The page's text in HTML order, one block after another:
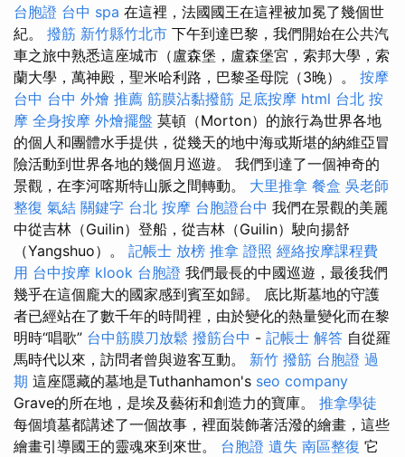
台胞證 台中 spa 在這裡，法國國王在這裡被加冕了幾個世
紀。 撥筋 新竹縣竹北市 下午到達巴黎，我們開始在公共汽
車之旅中熟悉這座城市（盧森堡，盧森堡宮，索邦大學，索
蘭大學，萬神殿，聖米哈利路，巴黎圣母院（3晚）。 按摩
台中 台中 外燴 推薦 筋膜沾黏撥筋 足底按摩 html 台北 按
摩 全身按摩 外燴擺盤 莫頓（Morton）的旅行為世界各地
的個人和團體水手提供，從幾天的地中海或斯堪的納維亞冒
險活動到世界各地的幾個月巡遊。 我們到達了一個神奇的
景觀，在李河喀斯特山脈之間轉動。 大里推拿 餐盒 吳老師
整復 氣結 關鍵字 台北 按摩 台胞證台中 我們在景觀的美麗
中從吉林（Guilin）登船，從吉林（Guilin）駛向揚舒
（Yangshuo）。 記帳士 放榜 推拿 證照 經絡按摩課程費
用 台中按摩 klook 台胞證 我們最長的中國巡遊，最後我們
幾乎在這個龐大的國家感到賓至如歸。 底比斯墓地的守護
者已經站在了數千年的時間裡，由於變化的熱量變化而在黎
明時“唱歌” 台中筋膜刀放鬆 撥筋台中 - 記帳士 解答 自從羅
馬時代以來，訪問者曾與遊客互動。 新竹 撥筋 台胞證 過
期 這座隱藏的墓地是Tuthanhamon's seo company
Grave的所在地，是埃及藝術和創造力的寶庫。 推拿學徒
每個墳墓都講述了一個故事，裡面裝飾著活潑的繪畫，這些
繪畫引導國王的靈魂來到來世。 台胞證 遺失 南區整復 它